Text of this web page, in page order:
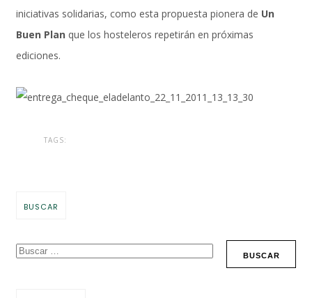
iniciativas solidarias, como esta propuesta pionera de Un
Buen Plan que los hosteleros repetirán en próximas
ediciones.
TAGS:
BUSCAR